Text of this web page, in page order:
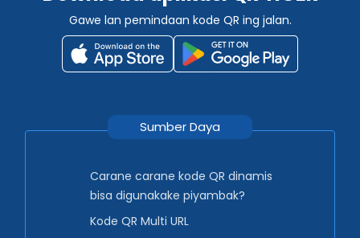
Gawe lan pemindaan kode QR ing jalan.
Sumber Daya
Carane carane kode QR dinamis
bisa digunakake piyambak?
Kode QR Multi URL